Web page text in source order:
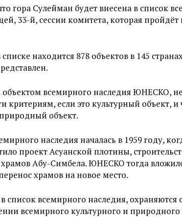
гора Сулейман будет внесена в список
33-й, сессии комитета, которая пройдёт
находится 878 объектов в 145
объектом всемирного наследия ЮНЕСКО,
критериям, если это культурный объект,
объект.
наследия началась в 1959 году,
проект Асуанской плотины,
Абу-Симбела. ЮНЕСКО тогда
храмов на новое место.
список всемирного наследия, охраняются
всемирного культурного и природного